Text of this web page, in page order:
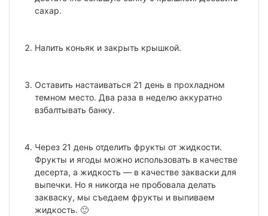
сахар.
Налить коньяк и закрыть крышкой.
Оставить настаиваться 21 день в прохладном
темном место. Два раза в неделю аккуратно
взбалтывать банку.
Через 21 день отделить фрукты от жидкости.
Фрукты и ягоды можно использовать в качестве
десерта, а жидкость — в качестве закваски для
выпечки. Но я никогда не пробовала делать
закваску, мы съедаем фрукты и выпиваем
жидкость. 🙂